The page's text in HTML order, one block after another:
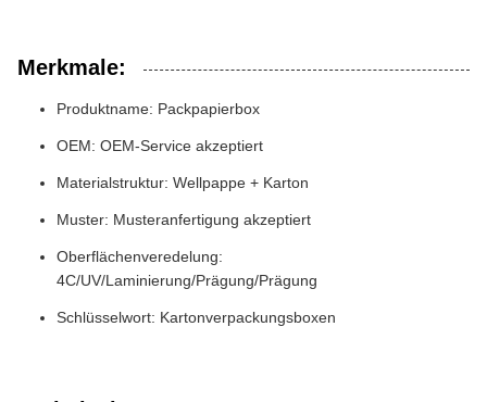
Merkmale:
Produktname: Packpapierbox
OEM: OEM-Service akzeptiert
Materialstruktur: Wellpappe + Karton
Muster: Musteranfertigung akzeptiert
Oberflächenveredelung:
4C/UV/Laminierung/Prägung/Prägung
Schlüsselwort: Kartonverpackungsboxen